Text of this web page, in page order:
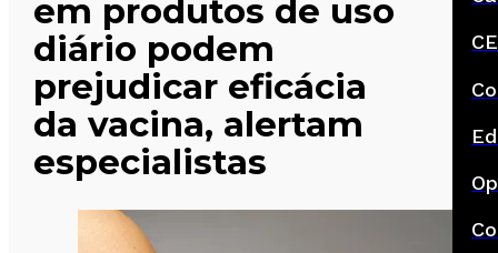
em produtos de uso
diário podem
prejudicar eficácia
da vacina, alertam
especialistas